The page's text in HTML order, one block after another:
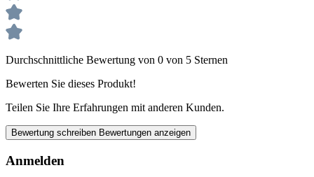
Durchschnittliche Bewertung von 0 von 5 Sternen
Bewerten Sie dieses Produkt!
Teilen Sie Ihre Erfahrungen mit anderen Kunden.
Bewertung schreiben Bewertungen anzeigen
Anmelden